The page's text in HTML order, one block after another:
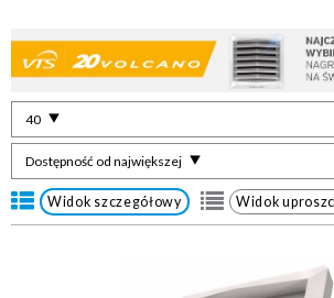
Dostępność od największej
40
Widok szczegółowy Widok